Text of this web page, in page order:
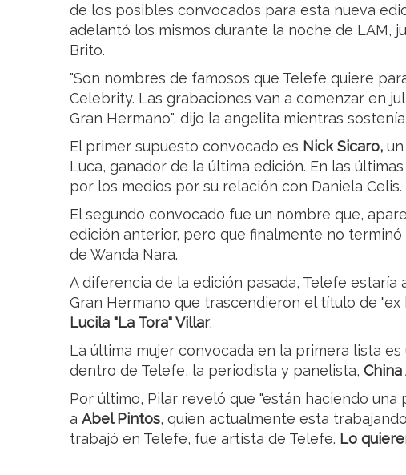
de los posibles convocados para esta nueva
adelantó los mismos durante la noche de LAM,
Brito.
"Son nombres de famosos que Telefe quiere
Celebrity. Las grabaciones van a comenzar en
Gran Hermano", dijo la angelita mientras
El primer supuesto convocado es Nick Sicaro,
Luca, ganador de la última edición. En las
por los medios por su relación con Daniela Celis.
El segundo convocado fue un nombre que,
edición anterior, pero que finalmente no
de Wanda Nara.
A diferencia de la edición pasada, Telefe estaría
Gran Hermano que trascendieron el título de "ex
Lucila "La Tora" Villar.
La última mujer convocada en la primera lista
dentro de Telefe, la periodista y panelista, China
Por último, Pilar reveló que "están haciendo
a Abel Pintos, quien actualmente esta
trabajó en Telefe, fue artista de Telefe. Lo